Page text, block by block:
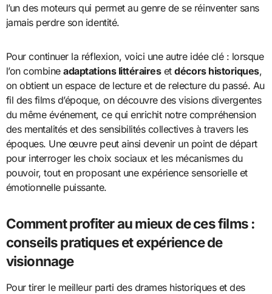
l’un des moteurs qui permet au genre de se réinventer sans
jamais perdre son identité.
Pour continuer la réflexion, voici une autre idée clé : lorsque
l’on combineadaptations littérairesetdécors historiques,
on obtient un espace de lecture et de relecture du passé. Au
fil des films d’époque, on découvre des visions divergentes
du même événement, ce qui enrichit notre compréhension
des mentalités et des sensibilités collectives à travers les
époques. Une œuvre peut ainsi devenir un point de départ
pour interroger les choix sociaux et les mécanismes du
pouvoir, tout en proposant une expérience sensorielle et
émotionnelle puissante.
Comment profiter au mieux de ces films :
conseils pratiques et expérience de
visionnage
Pour tirer le meilleur parti des drames historiques et des